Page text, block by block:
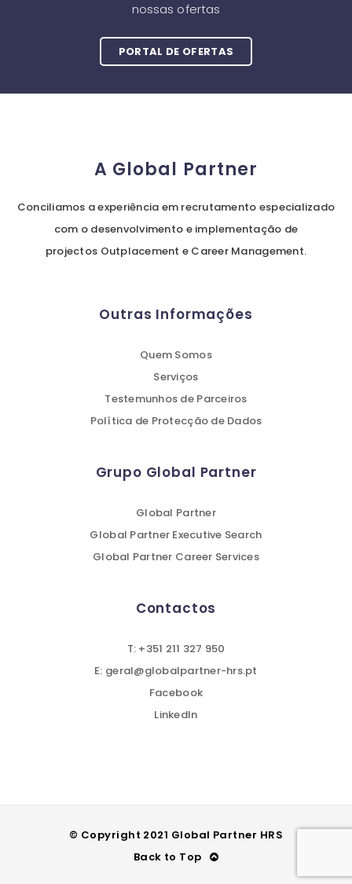
nossas ofertas
PORTAL DE OFERTAS
A Global Partner
Conciliamos a experiência em recrutamento especializado
com o desenvolvimento e implementação de
projectos Outplacement e Career Management.
Outras Informações
Quem Somos
Serviços
Testemunhos de Parceiros
Política de Protecção de Dados
Grupo Global Partner
Global Partner
Global Partner Executive Search
Global Partner Career Services
Contactos
T: +351 211 327 950
E: geral@globalpartner-hrs.pt
Facebook
LinkedIn
© Copyright 2021 Global Partner HRS
Back to Top